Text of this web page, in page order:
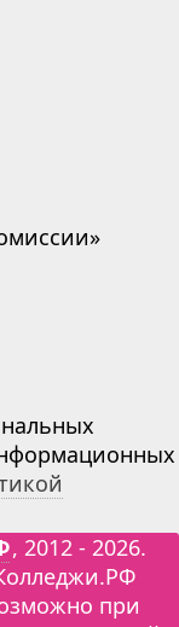
, 2012 - 2026.
при